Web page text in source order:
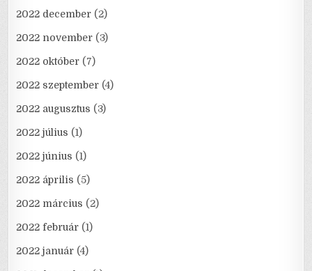
2022 december (2)
2022 november (3)
2022 október (7)
2022 szeptember (4)
2022 augusztus (3)
2022 július (1)
2022 június (1)
2022 április (5)
2022 március (2)
2022 február (1)
2022 január (4)